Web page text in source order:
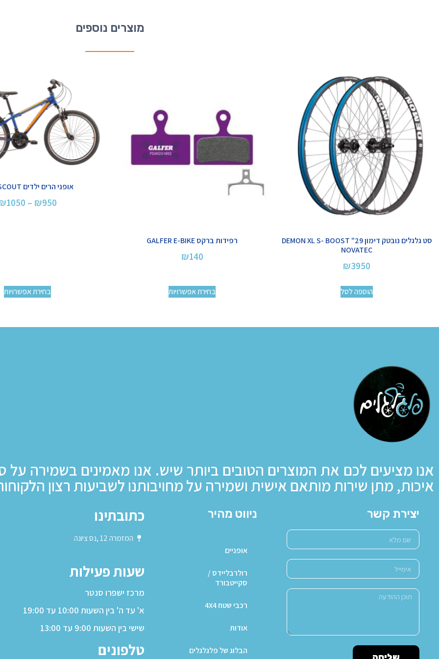
מוצרים נוספים
סט גלגלים נובטק דימון 29" DEMON XL S- BOOST
NOVATEC
₪3950
הוספה לסל
רפידות ברקס GALFER E-BIKE
₪140
בחירת אפשרויות
אופני הרים ילדים REID SCOUT
₪950
–
1050
בחירת אפשרויות
אנו מציעים לכם את המוצרים הטובים ביותר שיש. אנו מאמינים בשמירה על
איכות, מתן שירות מותאם אישית ושמירה על מחויבותנו לשביעות רצון
יצירת קשר ניווט מהיר
אופניים
רולרבליידס /
סקייטבורד
רכבי שטח 4X4
אודות
הבלוג של פלגלגלים
כתובתינו
המזמרה 12 ,נס ציונה
שעות פעילות
מרכז ישפרו סנטר
א' עד ה' בין השעות 10:00 עד 19:00
שישי בין השעות 9:00 עד 13:00
טלפונים